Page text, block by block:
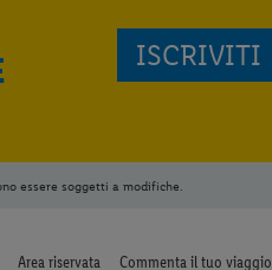
ISCRIVITI
essere soggetti a modifiche.
Area riservata Commenta il tuo viaggio